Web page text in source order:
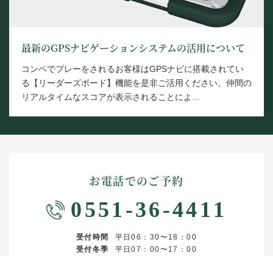
最新のGPSナビゲーションシステムの活用について
コンペでプレーをされるお客様はGPSナビに搭載されてい
る【リーダーズボード】機能を是非ご活用ください。仲間の
リアルタイムなスコアが表示されることによ...
お電話でのご予約
0551-36-4411
受付時間
平日06：30〜18：00
受付冬季
平日07：00〜17：00